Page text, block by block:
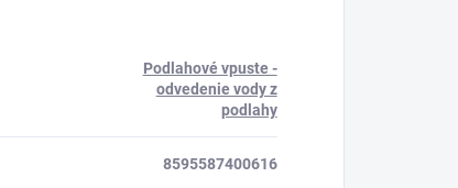
Podlahové vpuste -
odvedenie vody z
podlahy
8595587400616